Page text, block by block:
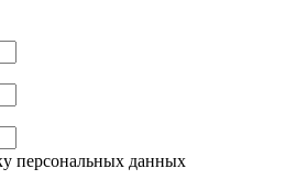
персональных данных